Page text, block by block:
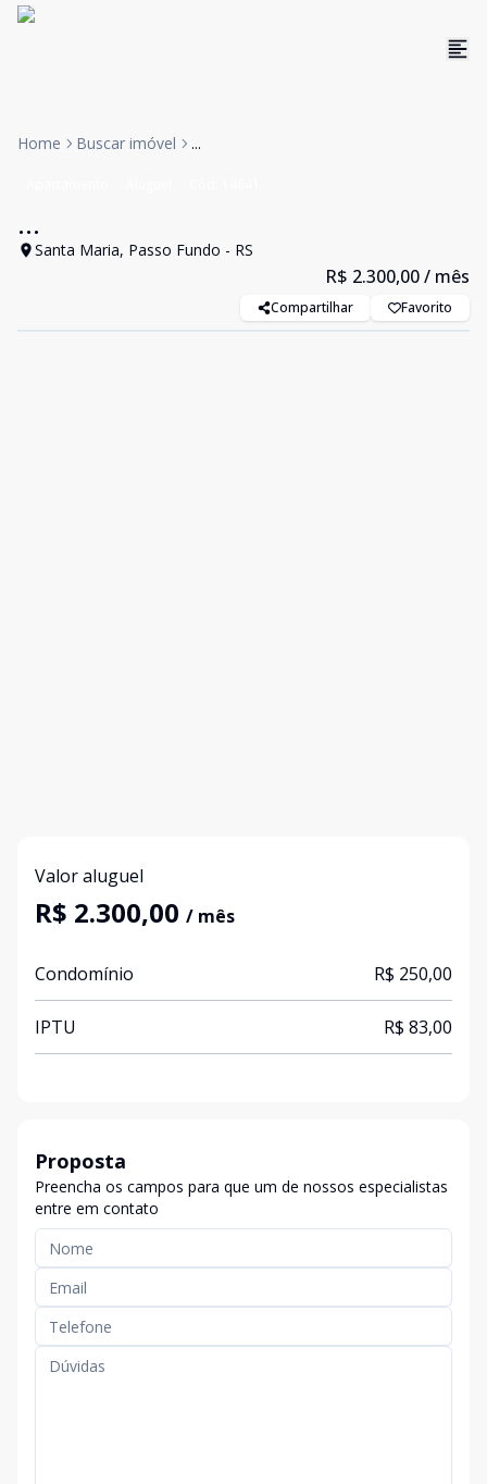
Home Buscar imóvel ...
...
Santa Maria, Passo Fundo - RS
R$ 2.300,00/ mês
Compartilhar Favorito
Valor aluguel
R$ 2.300,00 / mês
Condomínio R$ 250,00
IPTU R$ 83,00
Proposta
Preencha os campos para que um de nossos especialistas
entre em contato